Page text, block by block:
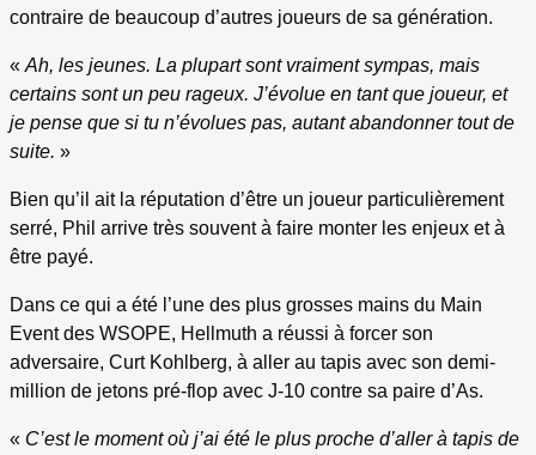
contraire de beaucoup d’autres joueurs de sa génération.
« Ah, les jeunes. La plupart sont vraiment sympas, mais
certains sont un peu rageux. J’évolue en tant que joueur, et
je pense que si tu n’évolues pas, autant abandonner tout de
suite. »
Bien qu’il ait la réputation d’être un joueur particulièrement
serré, Phil arrive très souvent à faire monter les enjeux et à
être payé.
Dans ce qui a été l’une des plus grosses mains du Main
Event des WSOPE, Hellmuth a réussi à forcer son
adversaire, Curt Kohlberg, à aller au tapis avec son demi-
million de jetons pré-flop avec J-10 contre sa paire d’As.
« C’est le moment où j’ai été le plus proche d’aller à tapis de